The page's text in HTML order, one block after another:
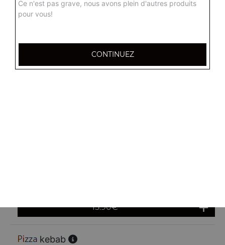
chicken
de terre, champignons
15.90€
kebab
Ce n'est pas grave, nous avons plein d'autres produits
pour vous!
CONTINUEZ